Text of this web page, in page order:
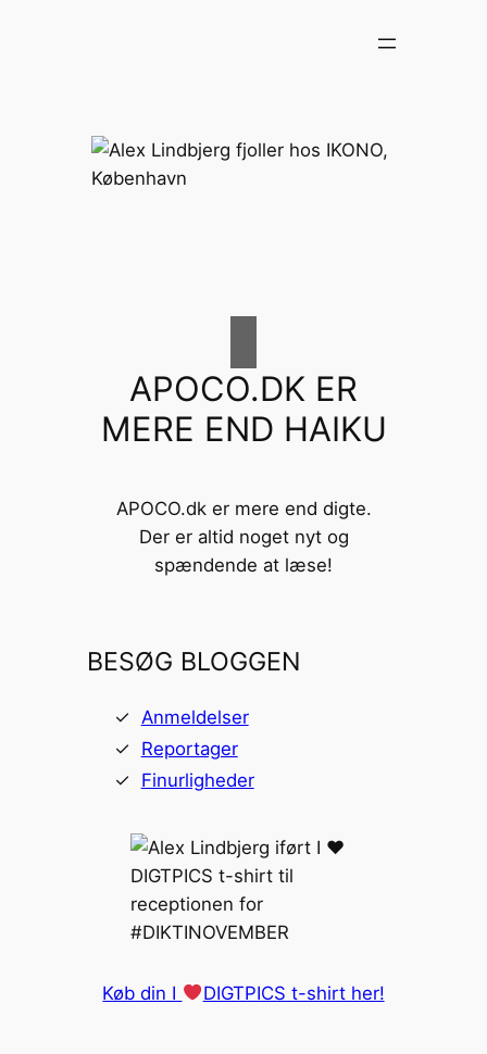
APOCO.DK ER
MERE END HAIKU
APOCO.dk er mere end digte.
Der er altid noget nyt og
spændende at læse!
BESØG BLOGGEN
Anmeldelser
Reportager
Finurligheder
Køb din I DIGTPICS t-shirt her!